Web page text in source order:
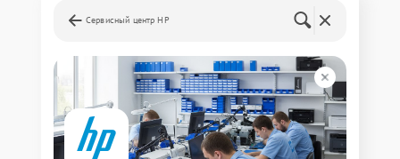
Сервисный центр HP